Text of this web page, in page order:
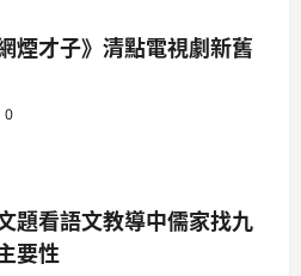
煙才子》清點電視劇新舊
0
題看語文教導中儒家找九
要性